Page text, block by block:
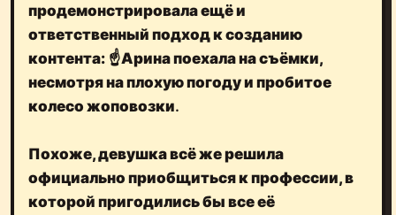
продемонстрировала ещё и
ответственный подход к созданию
контента: ☝️Арина поехала на съёмки,
несмотря на плохую погоду и пробитое
колесо жоповозки.
Похоже,девушка всё же решила
официально приобщиться к профессии, в
которой пригодились бы все её